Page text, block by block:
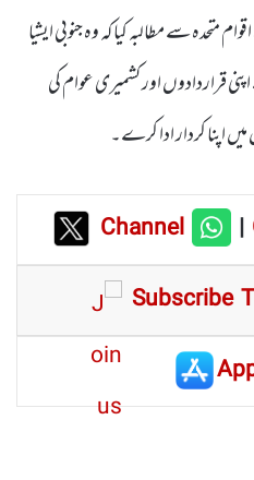
سے مطالبہ کیا کہ وہ جنوبی ایشیا
قراردادوں اور کشمیری عوام کی
اپنا کردار ادا کرے۔
Channel |
Subscribe